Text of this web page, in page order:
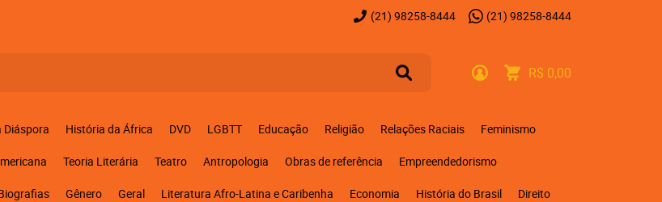
(21) 98258-8444 (21) 98258-8444
R$ 0,00
Diáspora História da África DVD LGBTT Educação Religião Relações Raciais Feminismo
Teoria Literária Teatro Antropologia Obras de referência Empreendedorismo
Gênero Geral Literatura Afro-Latina e Caribenha Economia História do Brasil Direito